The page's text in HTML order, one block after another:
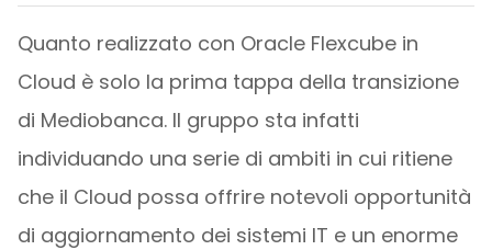
Quanto realizzato con Oracle Flexcube in
Cloud è solo la prima tappa della transizione
di Mediobanca. Il gruppo sta infatti
individuando una serie di ambiti in cui ritiene
che il Cloud possa offrire notevoli opportunità
di aggiornamento dei sistemi IT e un enorme